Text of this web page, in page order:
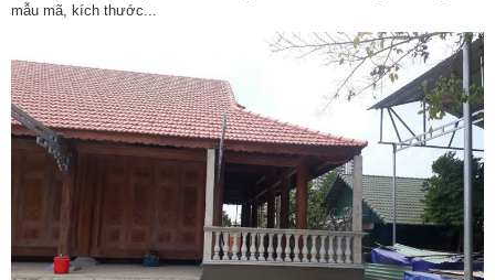
mẫu mã, kích thước...